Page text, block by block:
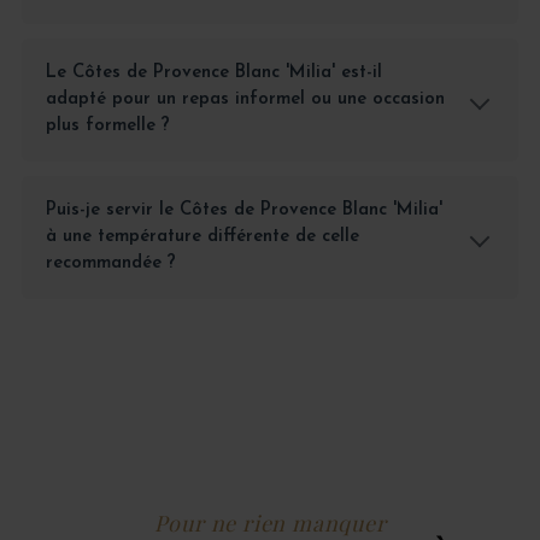
Le Côtes de Provence Blanc 'Milia' est-il
adapté pour un repas informel ou une occasion
plus formelle ?
Puis-je servir le Côtes de Provence Blanc 'Milia'
à une température différente de celle
recommandée ?
Pour ne rien manquer